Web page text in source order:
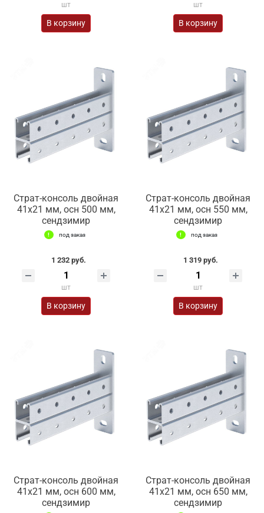
шт
В корзину
шт
В корзину
Страт-консоль двойная
41х21 мм, осн 500 мм,
сендзимир
под заказ
1 232 руб.
шт
В корзину
Страт-консоль двойная
41х21 мм, осн 550 мм,
сендзимир
под заказ
1 319 руб.
шт
В корзину
Страт-консоль двойная
41х21 мм, осн 600 мм,
сендзимир
Страт-консоль двойная
41х21 мм, осн 650 мм,
сендзимир